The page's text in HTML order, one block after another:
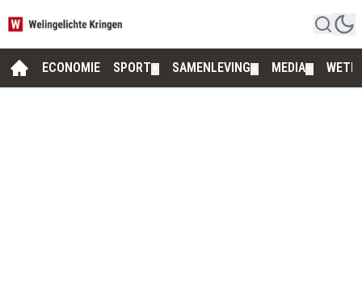
ECONOMIE SPORT SAMENLEVING MEDIA